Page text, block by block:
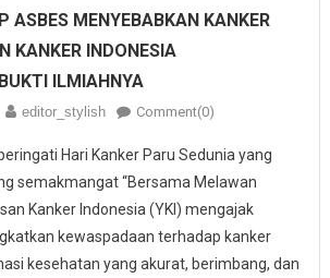
ASBES MENYEBABKAN KANKER
KANKER INDONESIA
ILMIAHNYA
editor_stylish Comment(0)
Hari Kanker Paru Sedunia yang
semakmangat “Bersama Melawan
Kanker Indonesia (YKI) mengajak
kewaspadaan terhadap kanker
kesehatan yang akurat, berimbang, dan